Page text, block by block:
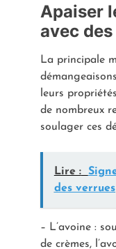
Apaiser
avec
La principale
leurs
de nombreux
soulager ces
Lire :
des verrues
– L’avoine :
de crèmes,